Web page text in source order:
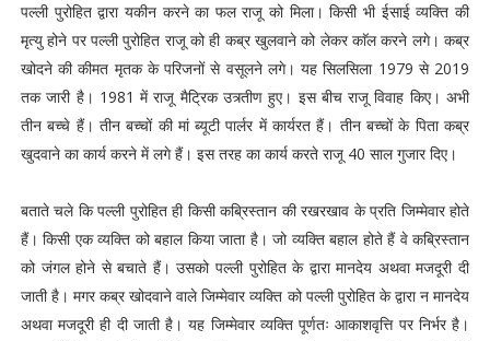
पल्ली पुरोहित द्वारा यकीन करने का फल राजू को मिला। किसी भी ईसाई व्यक्ति की
मृत्यु होने पर पल्ली पुरोहित राजू को ही कब्र खुलवाने को लेकर काॅल करने लगे। कब्र
खोदने की कीमत मृतक के परिजनों से वसूलने लगे। यह सिलसिला 1979 से 2019
तक जारी है। 1981 में राजू मैट्रिक उत्र्तीण हुए। इस बीच राजू विवाह किए। अभी
तीन बच्चे हैं। तीन बच्चों की मां ब्यूटी पार्लर में कार्यरत हैं। तीन बच्चों के पिता कब्र
खुदवाने का कार्य करने में लगे हैं। इस तरह का कार्य करते राजू 40 साल गुजार दिए।
बताते चले कि पल्ली पुरोहित ही किसी कब्रिस्तान की रखरखाव के प्रति जिम्मेवार होते
हैं। किसी एक व्यक्ति को बहाल किया जाता है। जो व्यक्ति बहाल होते हैं वे कब्रिस्तान
को जंगल होने से बचाते हैं। उसको पल्ली पुरोहित के द्वारा मानदेय अथवा मजदूरी दी
जाती है। मगर कब्र खोदवाने वाले जिम्मेवार व्यक्ति को पल्ली पुरोहित के द्वारा न मानदेय
अथवा मजदूरी ही दी जाती है। यह जिम्मेवार व्यक्ति पूर्णतः आकाशवृत्ति पर निर्भर है।